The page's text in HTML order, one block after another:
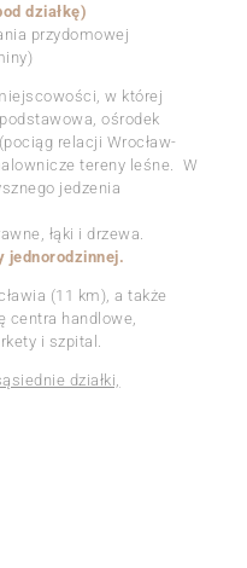
działkę)
przydomowej
w której
ośrodek
relacji Wrocław-
tereny leśne. W
jedzenia
łąki i drzewa.
jednorodzinnej.
(11 km), a także
centra handlowe,
i szpital.
działki,